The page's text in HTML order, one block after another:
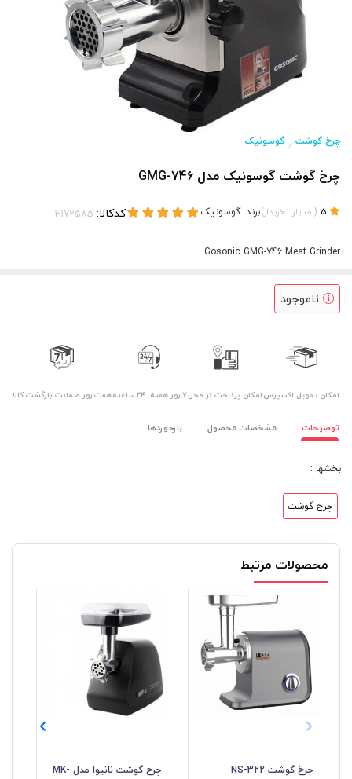
چرخ گوشت / گوسونیک
چرخ گوشت گوسونیک مدل GMG-746
(امتیاز 1خریدار)برند:گوسونیک کدکالا:
Gosonic GMG-746 Meat Grinder
ناموجود
اﻣﮑﺎن ﺗﺤﻮﯾﻞ اﮐﺴﭙﺮسامکان پرداخت در محل۷ روز ﻫﻔﺘﻪ، ۲۴ ﺳﺎﻋﺘﻪ هفت روز ضمانت بازگشت کالا
توضیحات مشخصات محصول بازخوردها
بخشها :
چرخ گوشت
محصولات مرتبط
چرخ گوشت NS-322
چرخ گوشت نانیوا مدل MK-